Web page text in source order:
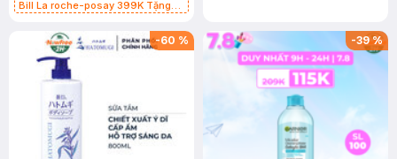
Bill La roche-posay 399K Tặng
(SL có hạn)
-60 % -39%